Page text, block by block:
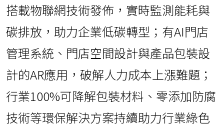
搭載物聯網技術發佈，實時監測能耗與
碳排放，助力企業低碳轉型；有AI門店
管理系統、門店空間設計與產品包裝設
計的AR應用，破解人力成本上漲難題；
行業100%可降解包裝材料、零添加防腐
技術等環保解決方案持續助力行業綠色